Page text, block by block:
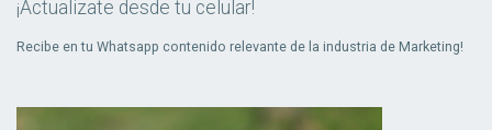
¡Actualizate desde tu celular!
Recibe en tu Whatsapp contenido relevante de la industria de Marketing!